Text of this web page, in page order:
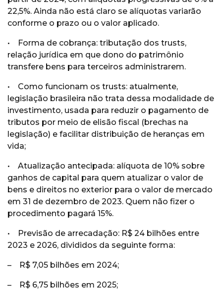
22,5%. Ainda não está claro se alíquotas variarão
conforme o prazo ou o valor aplicado.
• Forma de cobrança: tributação dos trusts,
relação jurídica em que dono do patrimônio
transfere bens para terceiros administrarem.
• Como funcionam os trusts: atualmente,
legislação brasileira não trata dessa modalidade de
investimento, usada para reduzir o pagamento de
tributos por meio de elisão fiscal (brechas na
legislação) e facilitar distribuição de heranças em
vida;
• Atualização antecipada: alíquota de 10% sobre
ganhos de capital para quem atualizar o valor de
bens e direitos no exterior para o valor de mercado
em 31 de dezembro de 2023. Quem não fizer o
procedimento pagará 15%.
• Previsão de arrecadação: R$ 24 bilhões entre
2023 e 2026, divididos da seguinte forma:
– R$ 7,05 bilhões em 2024;
– R$ 6,75 bilhões em 2025;